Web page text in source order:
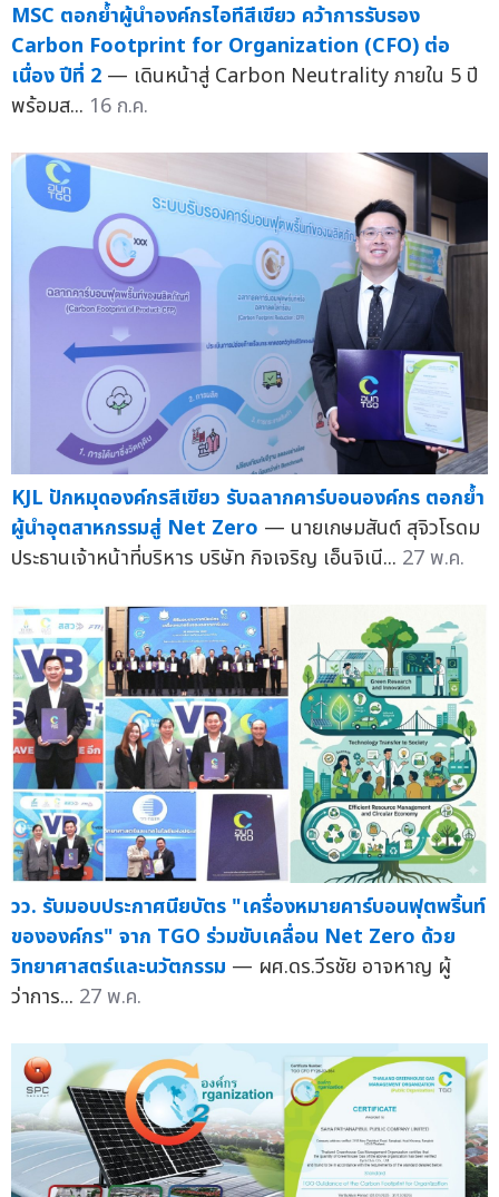
MSC ตอกย้ำผู้นำองค์กรไอทีสีเขียว คว้าการรับรอง
Carbon Footprint for Organization (CFO) ต่อ
เนื่อง ปีที่ 2 — เดินหน้าสู่ Carbon Neutrality ภายใน 5 ปี
พร้อมส... 16 ก.ค.
KJL ปักหมุดองค์กรสีเขียว รับฉลากคาร์บอนองค์กร ตอกย้ำ
ผู้นำอุตสาหกรรมสู่ Net Zero — นายเกษมสันต์ สุจิวโรดม
ประธานเจ้าหน้าที่บริหาร บริษัท กิจเจริญ เอ็นจิเนี... 27 พ.ค.
วว. รับมอบประกาศนียบัตร "เครื่องหมายคาร์บอนฟุตพริ้นท์
ขององค์กร" จาก TGO ร่วมขับเคลื่อน Net Zero ด้วย
วิทยาศาสตร์และนวัตกรรม — ผศ.ดร.วีรชัย อาจหาญ ผู้
ว่าการ... 27 พ.ค.